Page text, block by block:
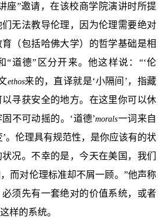
座”邀请，在该校商学院演讲时所提
无法教导伦理，因为伦理需要绝对
（包括哈佛大学）的哲学基础是相
“道德”区分开来。他这样说：“‘伦
ethos来的，直译就是‘小隔间’，指藏
寻获安全的地方。在这里你可以休
不可动摇的。‘道德’morals一词来自
’。伦理具有规范性，是你应该有的状
况。不幸的是，今天在美国，我们
而对伦理标准却不屑一顾。”他声称
须先有一套绝对的价值系统，或者
样的系统。